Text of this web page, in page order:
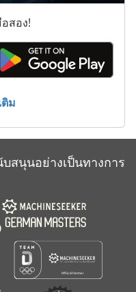
สอง!
ม
สนุนอย่างเป็นทางการ